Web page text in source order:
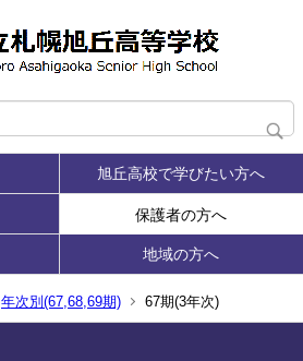
旭丘高校で学びたい方へ
保護者の方へ
地域の方へ
年次別(67,68,69期) 67期(3年次)